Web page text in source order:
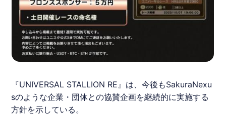
『UNIVERSAL STALLION RE』は、今後もSakuraNexu
sのような企業・団体との協賛企画を継続的に実施する
方針を示している。